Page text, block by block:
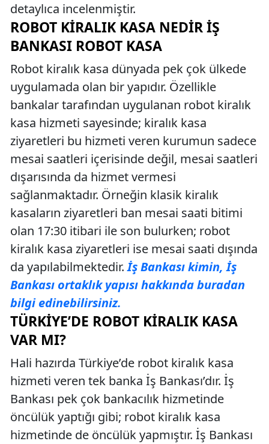
detaylıca incelenmiştir.
ROBOT KIRALIK KASA NEDIR İŞ
BANKASI ROBOT KASA
Robot kiralık kasa dünyada pek çok ülkede
uygulamada olan bir yapıdır. Özellikle
bankalar tarafından uygulanan robot kiralık
kasa hizmeti sayesinde; kiralık kasa
ziyaretleri bu hizmeti veren kurumun sadece
mesai saatleri içerisinde değil, mesai saatleri
dışarısında da hizmet vermesi
sağlanmaktadır. Örneğin klasik kiralık
kasaların ziyaretleri ban mesai saati bitimi
olan 17:30 itibari ile son bulurken; robot
kiralık kasa ziyaretleri ise mesai saati dışında
da yapılabilmektedir.İş Bankası kimin, İş
Bankası ortaklık yapısı hakkında buradan
bilgi edinebilirsiniz.
TÜRKIYE’DE ROBOT KIRALIK KASA
VAR MI?
Hali hazırda Türkiye’de robot kiralık kasa
hizmeti veren tek banka İş Bankası’dır. İş
Bankası pek çok bankacılık hizmetinde
öncülük yaptığı gibi; robot kiralık kasa
hizmetinde de öncülük yapmıştır. İş Bankası